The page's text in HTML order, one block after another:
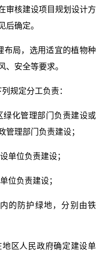
审核建设项目规划设计方
后确定。
布局，选用适宜的植物种
、安全等要求。
规定分工负责：
绿化管理部门负责建设或
管理部门负责建设；
单位负责建设；
位负责建设；
的防护绿地，分别由铁
区人民政府确定建设单